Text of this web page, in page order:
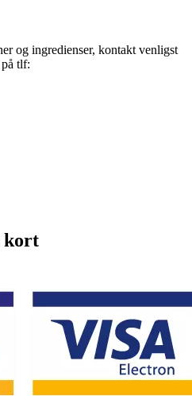
og ingredienser, kontakt venligst
tlf:
kort